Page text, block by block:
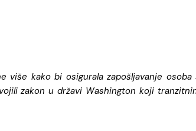
više kako bi osigurala zapošljavanje osoba
zakon u državi Washington koji